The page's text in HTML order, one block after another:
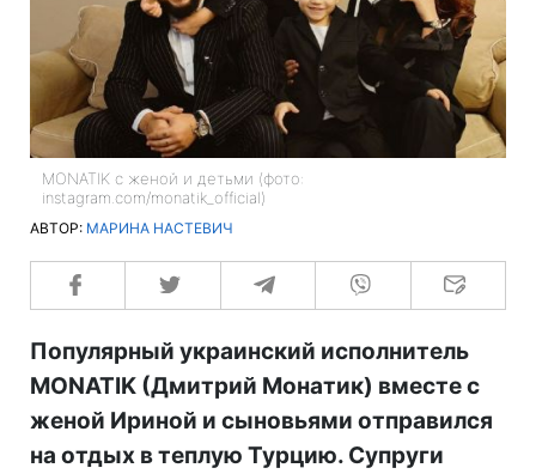
MONATIK с женой и детьми (фото:
instagram.com/monatik_official)
АВТОР: МАРИНА НАСТЕВИЧ
Популярный украинский исполнитель
MONATIK (Дмитрий Монатик) вместе с
женой Ириной и сыновьями отправился
на отдых в теплую Турцию. Супруги